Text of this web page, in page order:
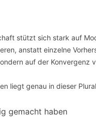
stützt sich stark auf
anstatt einzelne
auf der Konvergenz
liegt genau in dieser
gemacht haben